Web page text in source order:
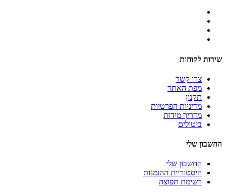
שירות לקוחות
צרו קשר
מפת האתר
תקנון
מדיניות הפרטיות
מדריך מידות
ביטולים
החשבון שלי
החשבון שלי
היסטוריית ההזמנות
רשימת תפוצה